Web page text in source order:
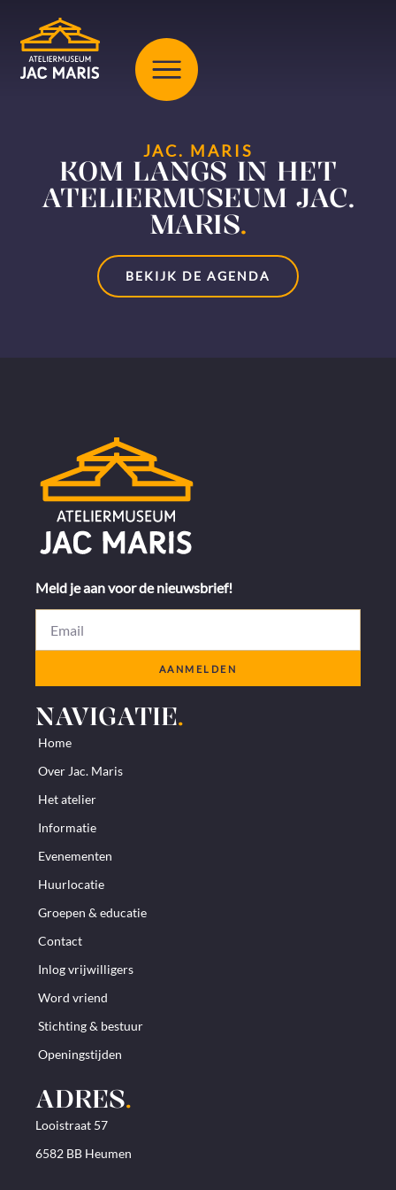
JAC. MARIS
KOM LANGS IN HET
ATELIERMUSEUM JAC.
MARIS.
BEKIJK DE AGENDA
Meld je aan voor de nieuwsbrief!
AANMELDEN
NAVIGATIE.
Home
Over Jac. Maris
Het atelier
Informatie
Evenementen
Huurlocatie
Groepen & educatie
Contact
Inlog vrijwilligers
Word vriend
Stichting & bestuur
Openingstijden
ADRES.
Looistraat 57
6582 BB Heumen